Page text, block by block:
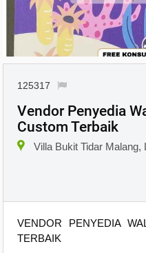
125317
Vendor Penyedia
Custom Terbaik
Villa Bukit Tidar Malang,
VENDOR PENYEDIA
TERBAIK